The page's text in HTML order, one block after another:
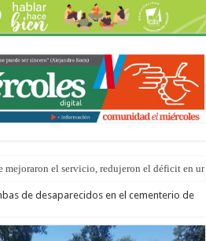
mejoraron el servicio, redujeron el déficit en
en las viandas escolares de Entre
de desaparecidos en el cementerio de